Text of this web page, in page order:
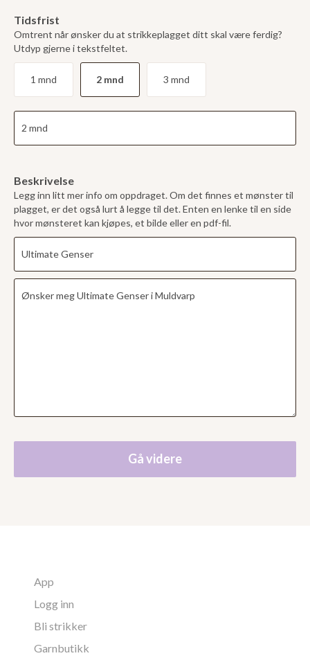
Tidsfrist
Omtrent når ønsker du at strikkeplagget ditt skal være ferdig?
Utdyp gjerne i tekstfeltet.
1 mnd 2 mnd 3 mnd
Beskrivelse
Legg inn litt mer info om oppdraget. Om det finnes et mønster til
plagget, er det også lurt å legge til det. Enten en lenke til en side
hvor mønsteret kan kjøpes, et bilde eller en pdf-fil.
Gå videre
App
Logg inn
Bli strikker
Garnbutikk